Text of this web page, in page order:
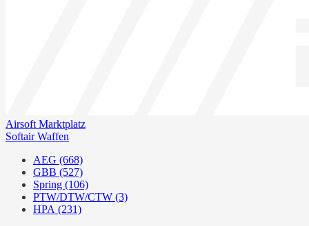
Airsoft Marktplatz
Softair Waffen
AEG (668)
GBB (527)
Spring (106)
PTW/DTW/CTW (3)
HPA (231)